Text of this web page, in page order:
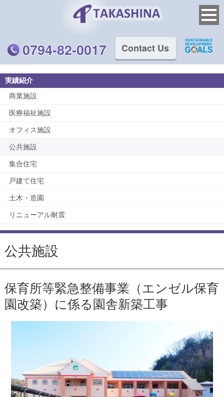
0794-82-0017 Contact Us
実績紹介
商業施設
医療福祉施設
オフィス施設
公共施設
集合住宅
戸建て住宅
土木・造園
リニューアル耐震
公共施設
保育所等緊急整備事業（エンゼル保育
園改築）に係る園舎新築工事